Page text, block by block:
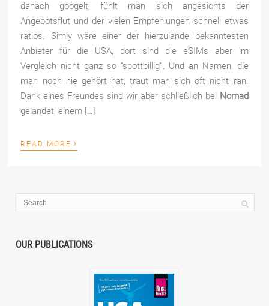
danach googelt, fühlt man sich angesichts der
Angebotsflut und der vielen Empfehlungen schnell etwas
ratlos. Simly wäre einer der hierzulande bekanntesten
Anbieter für die USA, dort sind die eSIMs aber im
Vergleich nicht ganz so “spottbillig”. Und an Namen, die
man noch nie gehört hat, traut man sich oft nicht ran.
Dank eines Freundes sind wir aber schließlich bei Nomad
gelandet, einem […]
READ MORE ›
OUR PUBLICATIONS